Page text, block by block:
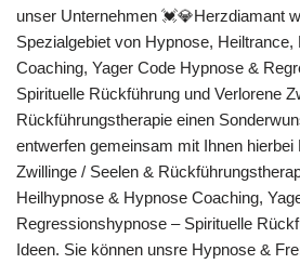
unser Unternehmen 💓️💎Herzdiamant
Spezialgebiet von Hypnose,
Coaching, Yager Code Hypnose &
Spirituelle Rückführung und Verlorene
Rückführungstherapie einen
entwerfen gemeinsam mit Ihnen hierbei
Zwillinge / Seelen &
Heilhypnose & Hypnose Coaching,
Regressionshypnose – Spirituelle
Ideen. Sie können unsre Hypnose &